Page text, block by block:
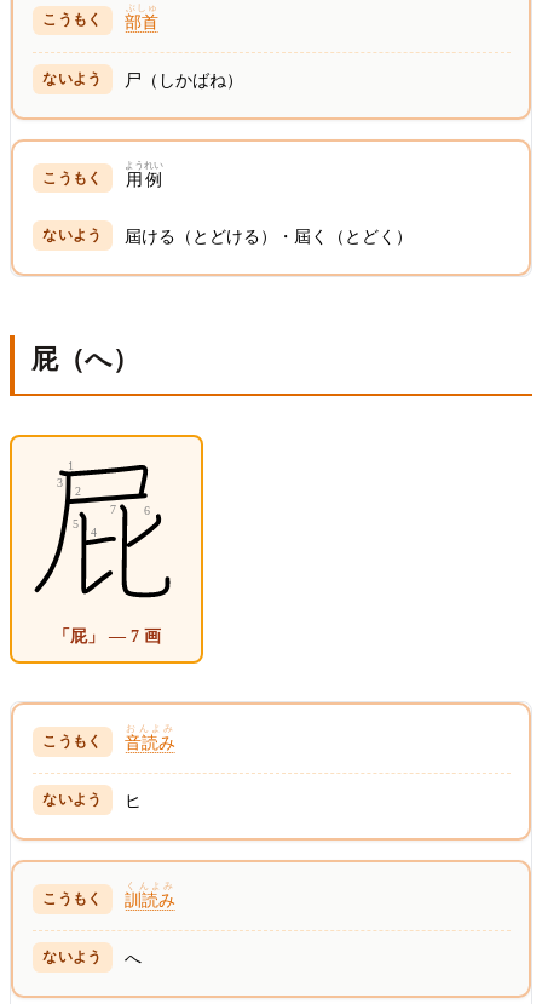
部首
ぶしゅ
尸（しかばね）
用例
ようれい
屆ける（とどける）・屆く（とどく）
屁（へ）
「屁」 — 7 画
音読み
おんよみ
ヒ
訓読み
くんよみ
へ